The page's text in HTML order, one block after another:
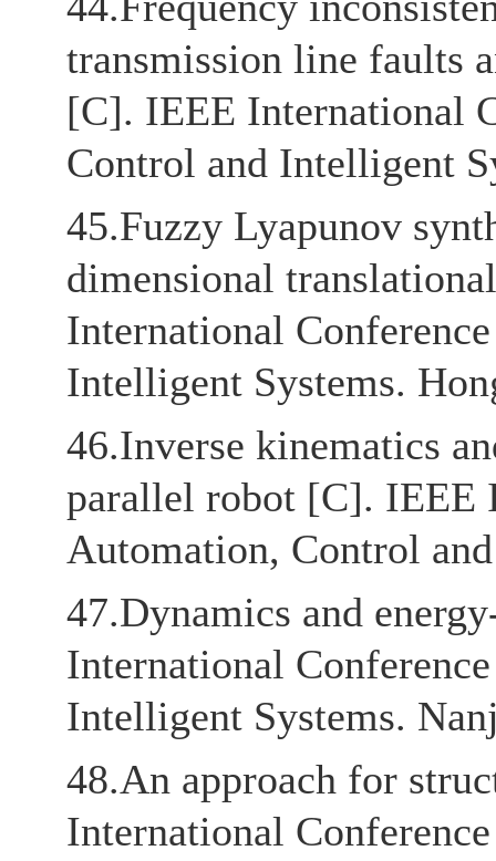
transmission line faults
[C]. IEEE International
Control and Intelligent
45.Fuzzy Lyapunov
dimensional
International
Intelligent Systems.
46.Inverse kinematics
parallel robot [C]. IEEE
Automation, Control
47.Dynamics and
International
Intelligent Systems.
48.An approach for
International